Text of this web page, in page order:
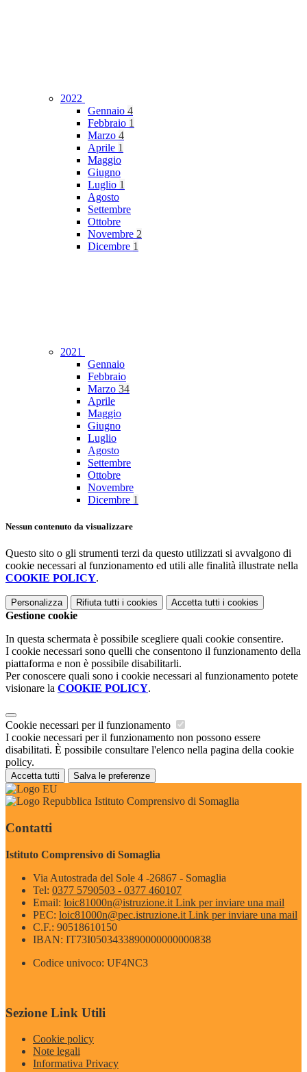
2022
Gennaio 4
Febbraio 1
Marzo 4
Aprile 1
Maggio
Giugno
Luglio 1
Agosto
Settembre
Ottobre
Novembre 2
Dicembre 1
2021
Gennaio
Febbraio
Marzo 34
Aprile
Maggio
Giugno
Luglio
Agosto
Settembre
Ottobre
Novembre
Dicembre 1
Nessun contenuto da visualizzare
Questo sito o gli strumenti terzi da questo utilizzati si avvalgono di
cookie necessari al funzionamento ed utili alle finalità illustrate nella
COOKIE POLICY.
Personalizza Rifiuta tutti i cookies Accetta tutti i cookies
Gestione cookie
In questa schermata è possibile scegliere quali cookie consentire.
I cookie necessari sono quelli che consentono il funzionamento della
piattaforma e non è possibile disabilitarli.
Per conoscere quali sono i cookie necessari al funzionamento potete
visionare la COOKIE POLICY.
Cookie necessari per il funzionamento
I cookie necessari per il funzionamento non possono essere
disabilitati. È possibile consultare l'elenco nella pagina della cookie
policy.
Accetta tutti Salva le preferenze
Istituto Comprensivo di Somaglia
Contatti
Istituto Comprensivo di Somaglia
Via Autostrada del Sole 4 -26867 - Somaglia
Tel: 0377 5790503 - 0377 460107
Email: loic81000n@istruzione.it Link per inviare una mail
PEC: loic81000n@pec.istruzione.it Link per inviare una mail
C.F.: 90518610150
IBAN: IT73I0503433890000000000838
Codice univoco: UF4NC3
Sezione Link Utili
Cookie policy
Note legali
Informativa Privacy